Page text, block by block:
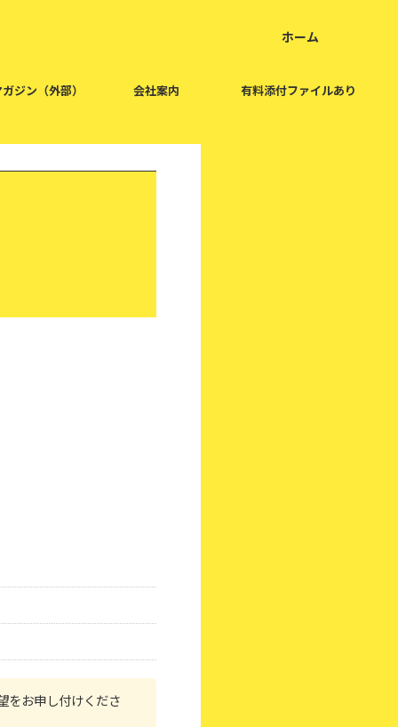
ホーム
ジン（外部） 会社案内 有料添付ファイルあり
をお申し付けくださ